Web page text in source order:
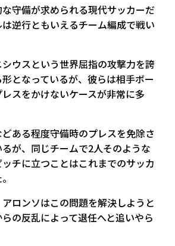
守備が求められる現代サッカーだ
逆行ともいえるチーム編成で戦い
ウスという世界屈指の攻撃力を誇
となっているが、彼らは相手ボー
スをかけないケースが非常に多
ある程度守備時のプレスを免除さ
が、同じチームで2人そのような
チに立つことはこれまでのサッカ
ロンソはこの問題を解決しようと
の反乱によって退任へと追いやら